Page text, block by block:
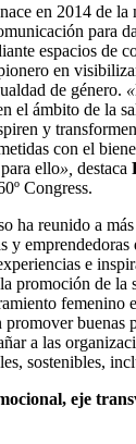
en 2014 de la
para
espacios de
en
de género. «
el ámbito de la
y
con el
ello», destaca
Congress.
ha reunido a
y
e
promoción de la
femenino
promover buenas
a las
sostenibles,
eje